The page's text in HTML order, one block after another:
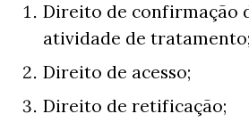
Direito de confirmação
atividade de tratamento;
Direito de acesso;
Direito de retificação;